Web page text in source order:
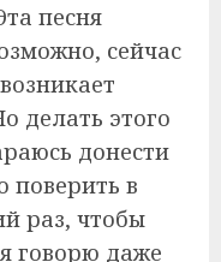
песня
сейчас
делать этого
донести
поверить в
раз, чтобы
говорю даже